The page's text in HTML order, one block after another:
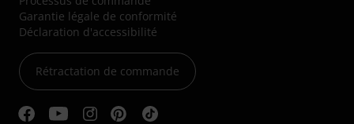
Garantie légale de conformité
Déclaration d'accessibilité
Rétractation de commande